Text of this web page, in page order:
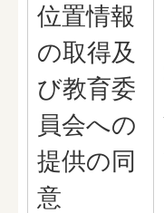
位置情報
の取得及
び教育委
員会への
提供の同
意